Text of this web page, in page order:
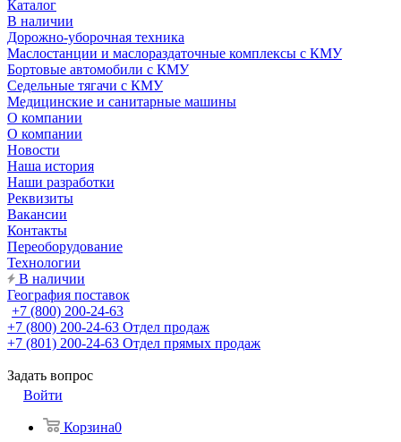
Каталог
В наличии
Дорожно-уборочная техника
Маслостанции и маслораздаточные комплексы с КМУ
Бортовые автомобили с КМУ
Седельные тягачи с КМУ
Медицинские и санитарные машины
О компании
О компании
Новости
Наша история
Наши разработки
Реквизиты
Вакансии
Контакты
Переоборудование
Технологии
В наличии
География поставок
+7 (800) 200-24-63
+7 (800) 200-24-63 Отдел продаж
+7 (801) 200-24-63 Отдел прямых продаж
Задать вопрос
Войти
Корзина0